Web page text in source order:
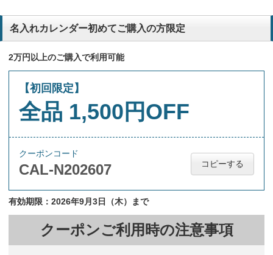
名入れカレンダー初めてご購入の方限定
2万円以上のご購入で利用可能
【初回限定】
全品 1,500円OFF
クーポンコード
CAL-N202607 コピーする
有効期限：2026年9月3日（木）まで
クーポンご利用時の注意事項